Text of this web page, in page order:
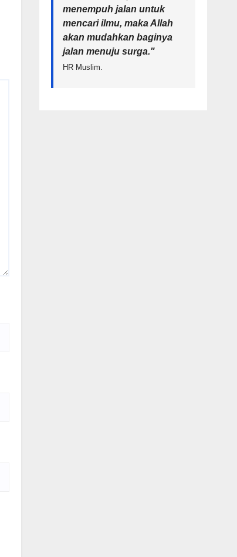
menempuh jalan untuk
mencari ilmu, maka Allah
akan mudahkan baginya
jalan menuju surga."
HR Muslim.